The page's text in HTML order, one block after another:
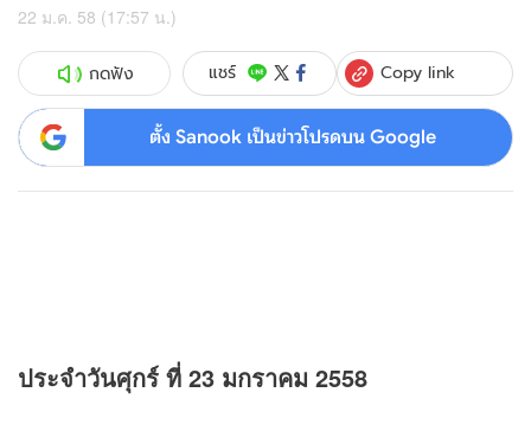
22 ม.ค. 58 (17:57 น.)
กดฟัง แชร์ Copy link
ตั้ง Sanook เป็นข่าวโปรดบน Google
ประจำวันศุกร์ ที่ 23 มกราคม 2558